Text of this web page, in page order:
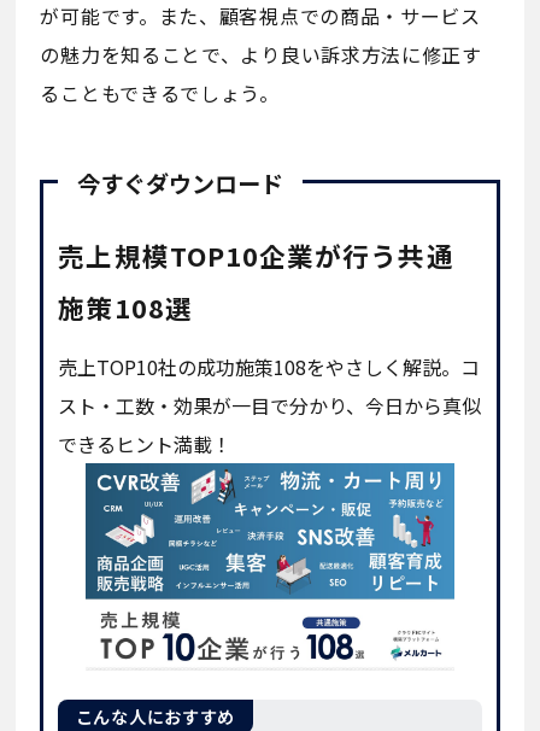
が可能です。また、顧客視点での商品・サービス
の魅力を知ることで、より良い訴求方法に修正す
ることもできるでしょう。
今すぐダウンロード
売上規模TOP10企業が行う共通
施策108選
売上TOP10社の成功施策108をやさしく解説。コ
スト・工数・効果が一目で分かり、今日から真似
できるヒント満載！
こんな人におすすめ